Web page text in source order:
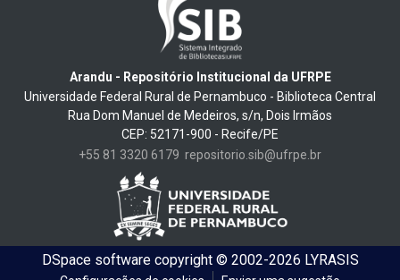
Arandu - Repositório Institucional da UFRPE
Universidade Federal Rural de Pernambuco - Biblioteca Central
Rua Dom Manuel de Medeiros, s/n, Dois Irmãos
CEP: 52171-900 - Recife/PE
+55 81 3320 6179 repositorio.sib@ufrpe.br
DSpace softwarecopyright © 2002-2026 LYRASIS